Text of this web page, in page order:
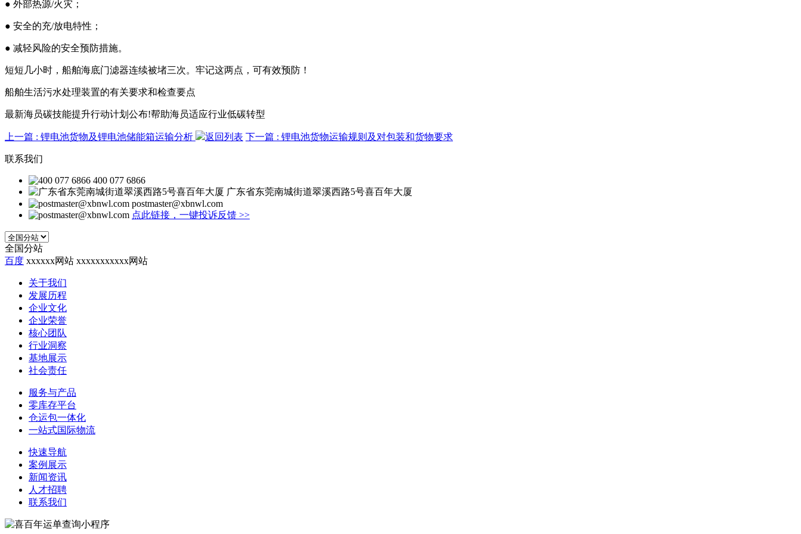
● 外部热源/火灾；
● 安全的充/放电特性；
● 减轻风险的安全预防措施。
短短几小时，船舶海底门滤器连续被堵三次。牢记这两点，可有效预防！
船舶生活污水处理装置的有关要求和检查要点
最新海员碳技能提升行动计划公布!帮助海员适应行业低碳转型
上一篇 : 锂电池货物及锂电池储能箱运输分析 返回列表 下一篇 : 锂电池货物运输规则及对包装和货物要求
联系我们
400 077 6866
广东省东莞南城街道翠溪西路5号喜百年大厦
postmaster@xbnwl.com
点此链接，一键投诉反馈 >>
全国分站
百度 xxxxxx网站 xxxxxxxxxxx网站
关于我们
发展历程
企业文化
企业荣誉
核心团队
行业洞察
基地展示
社会责任
服务与产品
零库存平台
仓运包一体化
一站式国际物流
快速导航
案例展示
新闻资讯
人才招聘
联系我们